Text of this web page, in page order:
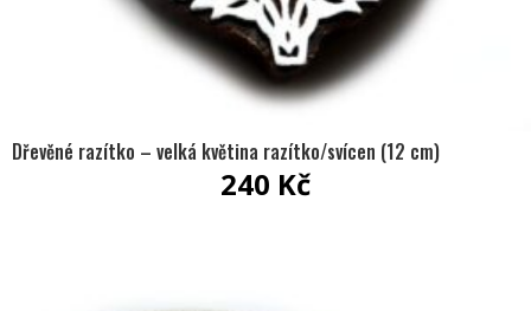
Dřevěné razítko – velká květina razítko/svícen (12 cm)
240 Kč